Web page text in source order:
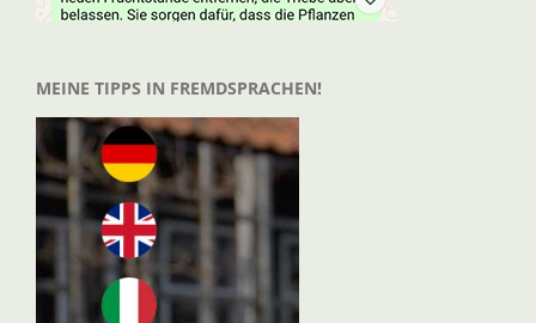
MEINE TIPPS IN FREMDSPRACHEN!